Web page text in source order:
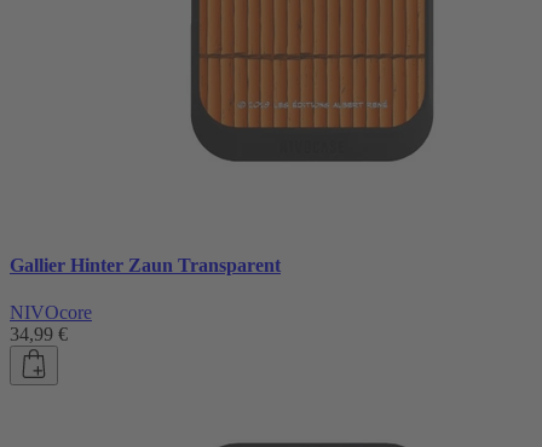
Gallier Hinter Zaun Transparent
NIVOcore
34,99 €